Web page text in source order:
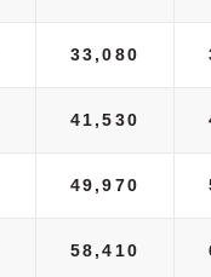
33,080
41,530
49,970
58,410